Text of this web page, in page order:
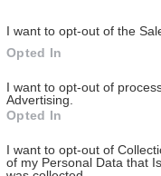
I want to opt-out of the
Opted In
I want to opt-out of
Advertising.
Opted In
I want to opt-out of
of my Personal Data that